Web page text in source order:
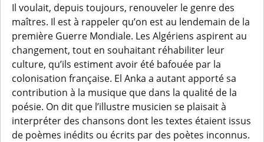
Il voulait, depuis toujours, renouveler le genre des
maîtres. Il est à rappeler qu’on est au lendemain de la
première Guerre Mondiale. Les Algériens aspirent au
changement, tout en souhaitant réhabiliter leur
culture, qu’ils estiment avoir été bafouée par la
colonisation française. El Anka a autant apporté sa
contribution à la musique que dans la qualité de la
poésie. On dit que l’illustre musicien se plaisait à
interpréter des chansons dont les textes étaient issus
de poèmes inédits ou écrits par des poètes inconnus.